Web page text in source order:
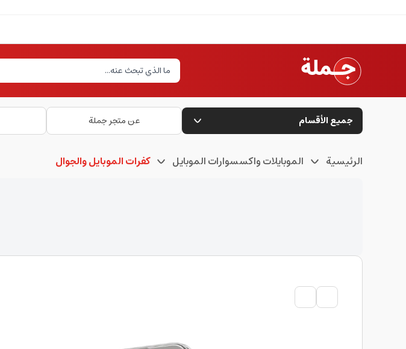
جميع الأقسام عن متجر جملة
الرئيسية الموبايلات واكسسوارات الموبايل كفرات الموبايل والجوال